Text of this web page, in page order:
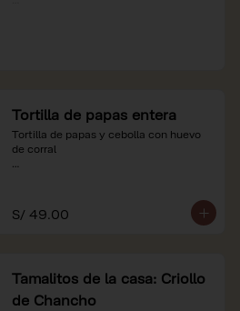
Tortilla de papas entera
Tortilla de papas y cebolla con huevo
de corral
S/ 49.00
Tamalitos de la casa: Criollo
de Chancho